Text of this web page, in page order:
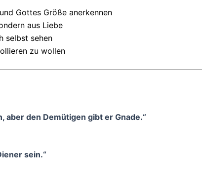
Gottes Größe anerkennen
aus Liebe
selbst sehen
zu wollen
aber den Demütigen gibt er Gnade.“
sein.“